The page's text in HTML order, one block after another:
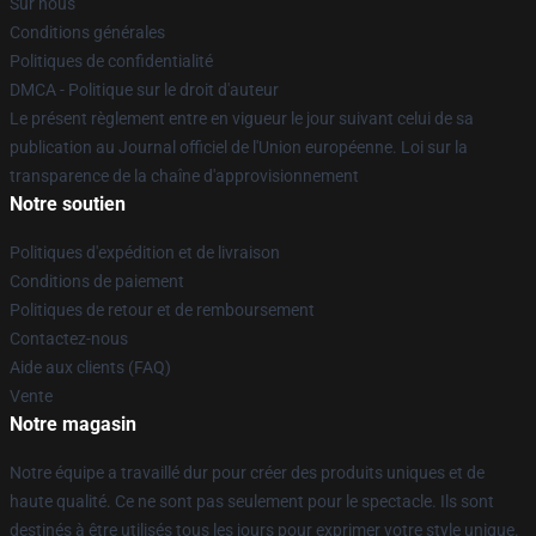
Conditions générales
Politiques de confidentialité
DMCA - Politique sur le droit d'auteur
Le présent règlement entre en vigueur le jour suivant celui de sa
publication au Journal officiel de l'Union européenne. Loi sur la
transparence de la chaîne d'approvisionnement
Notre soutien
Politiques d'expédition et de livraison
Conditions de paiement
Politiques de retour et de remboursement
Contactez-nous
Aide aux clients (FAQ)
Vente
Notre magasin
Notre équipe a travaillé dur pour créer des produits uniques et de
haute qualité. Ce ne sont pas seulement pour le spectacle. Ils sont
destinés à être utilisés tous les jours pour exprimer votre style unique.